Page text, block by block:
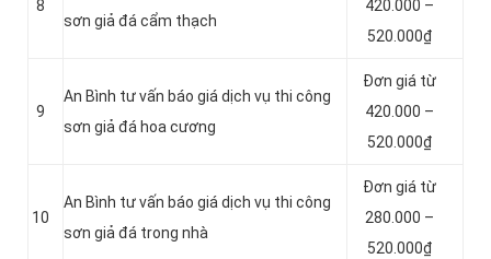
8
sơn giả đá cẩm thạch
420.000 –
520.000₫
9
An Bình tư vấn báo giá dịch vụ thi công
sơn giả đá hoa cương
Đơn giá từ
420.000 –
520.000₫
10
An Bình tư vấn báo giá dịch vụ thi công
sơn giả đá trong nhà
Đơn giá từ
280.000 –
520.000₫